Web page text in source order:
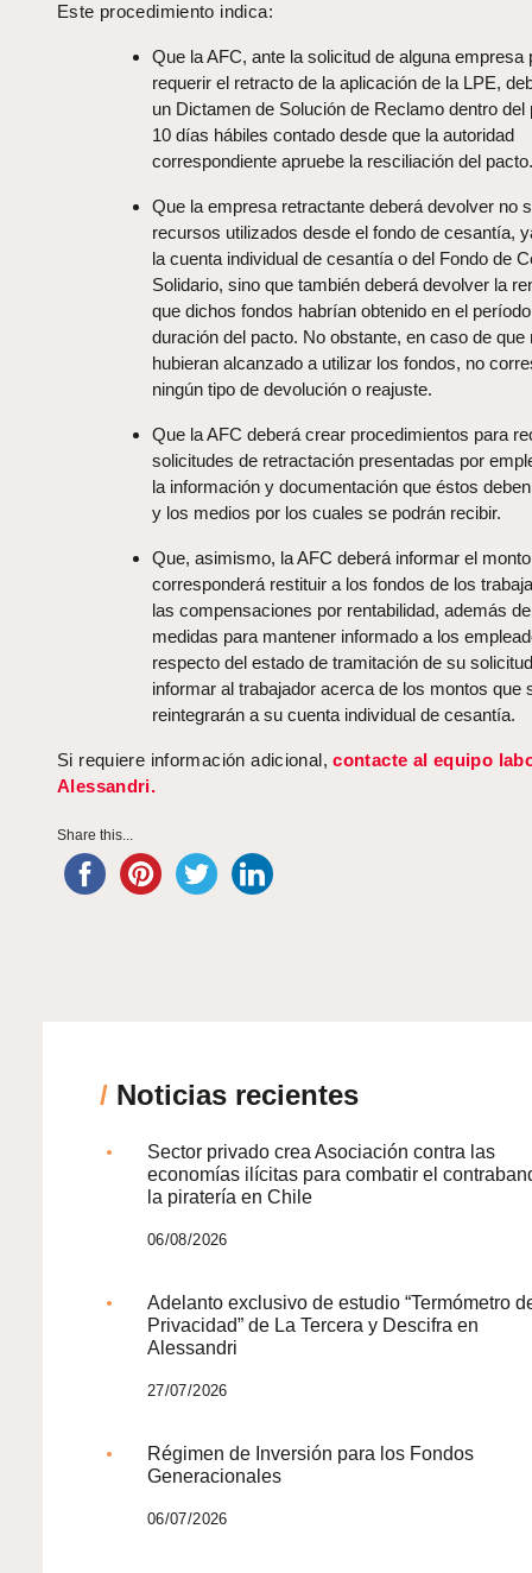
Este procedimiento indica:
Que la AFC, ante la solicitud de alguna empresa
requerir el retracto de la aplicación de la LPE,
un Dictamen de Solución de Reclamo dentro del
10 días hábiles contado desde que la autoridad
correspondiente apruebe la resciliación del pacto.
Que la empresa retractante deberá devolver no
recursos utilizados desde el fondo de cesantía,
la cuenta individual de cesantía o del Fondo de
Solidario, sino que también deberá devolver la
que dichos fondos habrían obtenido en el
duración del pacto. No obstante, en caso de que
hubieran alcanzado a utilizar los fondos, no
ningún tipo de devolución o reajuste.
Que la AFC deberá crear procedimientos para
solicitudes de retractación presentadas por
la información y documentación que éstos
y los medios por los cuales se podrán recibir.
Que, asimismo, la AFC deberá informar el
corresponderá restituir a los fondos de los
las compensaciones por rentabilidad, además
medidas para mantener informado a los
respecto del estado de tramitación de su
informar al trabajador acerca de los montos que
reintegrarán a su cuenta individual de cesantía.
Si requiere información adicional,contacte al equipo
Alessandri.
Share this...
/ Noticias recientes
Sector privado crea Asociación contra las
economías ilícitas para combatir el
la piratería en Chile
06/08/2026
Adelanto exclusivo de estudio “Termómetro
Privacidad” de La Tercera y Descifra en
Alessandri
27/07/2026
Régimen de Inversión para los Fondos
Generacionales
06/07/2026